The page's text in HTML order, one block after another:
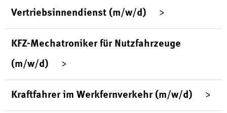
Vertriebsinnendienst (m/w/d)
KFZ-Mechatroniker für Nutzfahrzeuge
(m/w/d)
Kraftfahrer im Werkfernverkehr (m/w/d)